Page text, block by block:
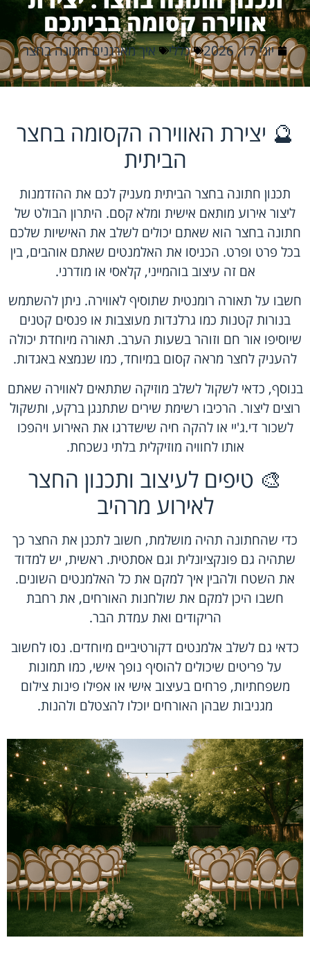
אווירה קסומה בביתכם
יוני 17, 2026 כללי איך מארגנים חתונה בחצר
🔮 יצירת האווירה הקסומה בחצר
הביתית
תכנון חתונה בחצר הביתית מעניק לכם את ההזדמנות
ליצור אירוע מותאם אישית ומלא קסם. היתרון הבולט של
חתונה בחצר הוא שאתם יכולים לשלב את האישיות שלכם
בכל פרט ופרט. הכניסו את האלמנטים שאתם אוהבים, בין
אם זה עיצוב בוהמייני, קלאסי או מודרני.
חשבו על תאורה רומנטית שתוסיף לאווירה. ניתן להשתמש
בנורות קטנות כמו גרלנדות מעוצבות או פנסים קטנים
שיוסיפו אור חם וזוהר בשעות הערב. תאורה מיוחדת יכולה
להעניק לחצר מראה קסום במיוחד, כמו שנמצא באגדות.
בנוסף, כדאי לשקול לשלב מוזיקה שתתאים לאווירה שאתם
רוצים ליצור. הרכיבו רשימת שירים שתתנגן ברקע, ותשקול
לשכור די.ג'יי או להקה חיה שישדרגו את האירוע ויהפכו
אותו לחוויה מוזיקלית בלתי נשכחת.
🎨 טיפים לעיצוב ותכנון החצר
לאירוע מרהיב
כדי שהחתונה תהיה מושלמת, חשוב לתכנן את החצר כך
שתהיה גם פונקציונלית וגם אסתטית. ראשית, יש למדוד
את השטח ולהבין איך למקם את כל האלמנטים השונים.
חשבו היכן למקם את שולחנות האורחים, את רחבת
הריקודים ואת עמדת הבר.
כדאי גם לשלב אלמנטים דקורטיביים מיוחדים. נסו לחשוב
על פריטים שיכולים להוסיף נופך אישי, כמו תמונות
משפחתיות, פרחים בעיצוב אישי או אפילו פינות צילום
מגניבות שבהן האורחים יוכלו להצטלם ולהנות.